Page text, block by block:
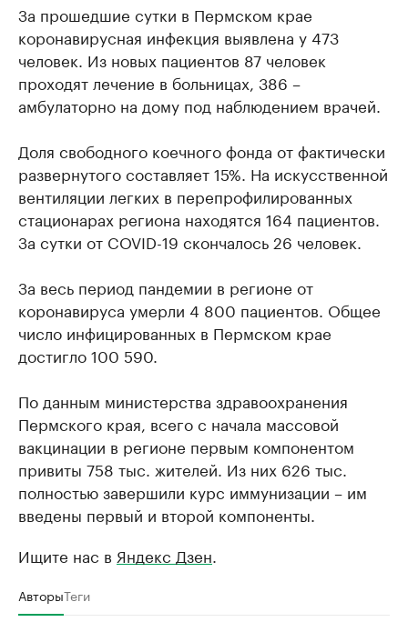
За прошедшие сутки в Пермском крае
коронавирусная инфекция выявлена у 473
человек. Из новых пациентов 87 человек
проходят лечение в больницах, 386 –
амбулаторно на дому под наблюдением врачей.
Доля свободного коечного фонда от фактически
развернутого составляет 15%. На искусственной
вентиляции легких в перепрофилированных
стационарах региона находятся 164 пациентов.
За сутки от COVID-19 скончалось 26 человек.
За весь период пандемии в регионе от
коронавируса умерли 4 800 пациентов. Общее
число инфицированных в Пермском крае
достигло 100 590.
По данным министерства здравоохранения
Пермского края, всего с начала массовой
вакцинации в регионе первым компонентом
привиты 758 тыс. жителей. Из них 626 тыс.
полностью завершили курс иммунизации – им
введены первый и второй компоненты.
Ищите нас в Яндекс Дзен
АвторыТеги